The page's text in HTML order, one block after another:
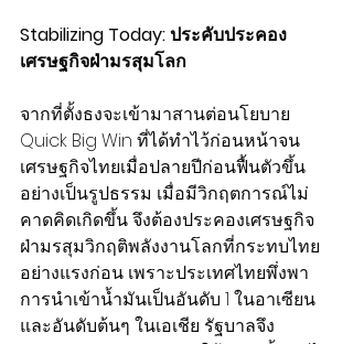
Stabilizing Today: ประคับประคอง
เศรษฐกิจฝ่ามรสุมโลก
จากที่ตั้งธงจะเข้ามาสานต่อนโยบาย
Quick Big Win ที่ได้ทำไว้ก่อนหน้าจน
เศรษฐกิจไทยเมื่อปลายปีก่อนฟื้นตัวขึ้น
อย่างเป็นรูปธรรม เมื่อมีวิกฤตการณ์ไม่
คาดคิดเกิดขึ้น จึงต้องประคองเศรษฐกิจ
ฝ่ามรสุมวิกฤติพลังงานโลกที่กระทบไทย
อย่างแรงก่อน เพราะประเทศไทยพึ่งพา
การนำเข้าน้ำมันเป็นอันดับ 1 ในอาเซียน
และอันดับต้นๆ ในเอเชีย รัฐบาลจึง